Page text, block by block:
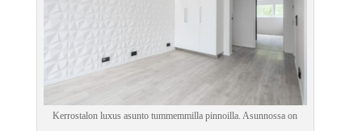
Kerrostalon luxus asunto tummemmilla pinnoilla. Asunnossa on